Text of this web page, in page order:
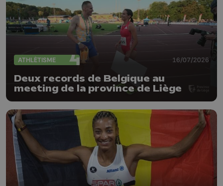
ATHLÉTISME 16/07/2026
Deux records de Belgique au
meeting de la province de Liège